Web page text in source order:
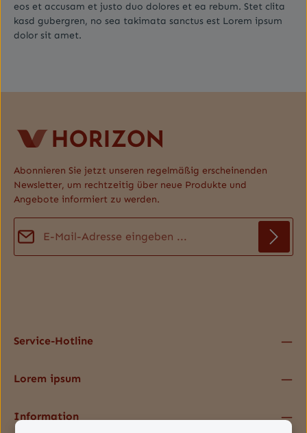
eos et accusam et justo duo dolores et ea rebum. Stet clita
kasd gubergren, no sea takimata sanctus est Lorem ipsum
dolor sit amet.
Abonnieren Sie jetzt unseren regelmäßig erscheinenden
Newsletter, um rechtzeitig über neue Produkte und
Angebote informiert zu werden.
Service-Hotline
Lorem ipsum
Information